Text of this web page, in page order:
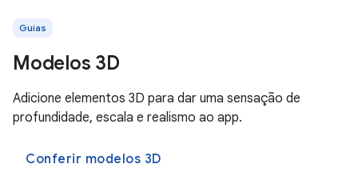
Guias
Modelos 3D
Adicione elementos 3D para dar uma sensação de
profundidade, escala e realismo ao app.
Conferir modelos 3D